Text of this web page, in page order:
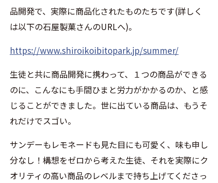
品開発で、実際に商品化されたものたちです(詳しく
は以下の石屋製菓さんのURLへ)。
https://www.shiroikoibitopark.jp/summer/
生徒と共に商品開発に携わって、１つの商品ができる
のに、こんなにも手間ひまと労力がかかるのか、と感
じることができました。世に出ている商品は、もうそ
れだけでスゴい。
サンデーもレモネードも見た目にも可愛く、味も申し
分なし！構想をゼロから考えた生徒、それを実際にク
オリティの高い商品のレベルまで持ち上げてくださっ